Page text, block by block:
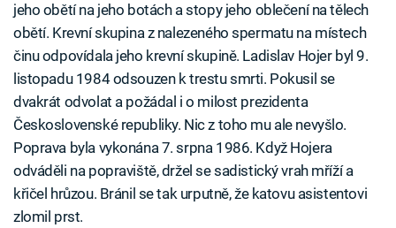
jeho obětí na jeho botách a stopy jeho oblečení na tělech
obětí. Krevní skupina z nalezeného spermatu na místech
činu odpovídala jeho krevní skupině. Ladislav Hojer byl 9.
listopadu 1984 odsouzen k trestu smrti. Pokusil se
dvakrát odvolat a požádal i o milost prezidenta
Československé republiky. Nic z toho mu ale nevyšlo.
Poprava byla vykonána 7. srpna 1986. Když Hojera
odváděli na popraviště, držel se sadistický vrah mříží a
křičel hrůzou. Bránil se tak urputně, že katovu asistentovi
zlomil prst.